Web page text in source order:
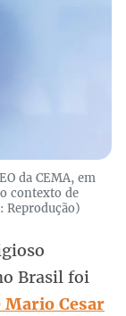
da CEMA, em
contexto de
Reprodução)
Brasil foi
Mario Cesar